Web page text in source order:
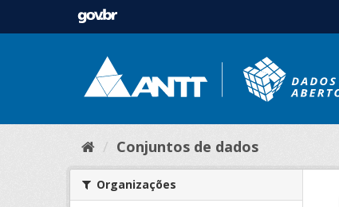
Conjuntos de dados
Organizações